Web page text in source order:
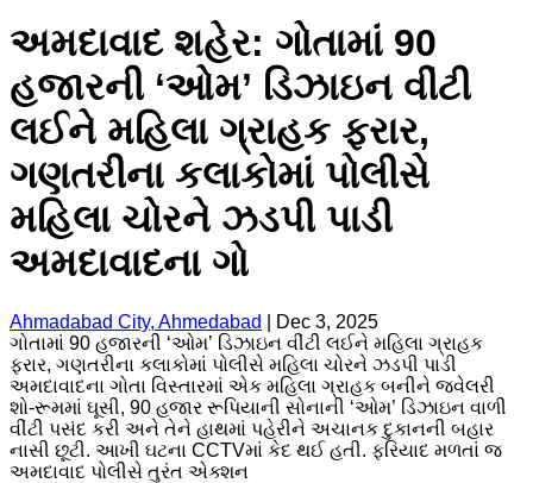
અમદાવાદ શહેર: ગોતામાં 90
હજારની ‘ઓમ’ ડિઝાઇન વીંટી
લઈને મહિલા ગ્રાહક ફરાર,
ગણતરીના કલાકોમાં પોલીસે
મહિલા ચોરને ઝડપી પાડી
અમદાવાદના ગો
Ahmadabad City, Ahmedabad
Dec 3, 2025
ગોતામાં 90 હજારની ‘ઓમ’ ડિઝાઇન વીંટી લઈને મહિલા ગ્રાહક
ફરાર, ગણતરીના કલાકોમાં પોલીસે મહિલા ચોરને ઝડપી પાડી
અમદાવાદના ગોતા વિસ્તારમાં એક મહિલા ગ્રાહક બનીને જ્વેલરી
શો-રૂમમાં ઘૂસી, 90 હજાર રૂપિયાની સોનાની ‘ઓમ’ ડિઝાઇન વાળી
વીંટી પસંદ કરી અને તેને હાથમાં પહેરીને અચાનક દુકાનની બહાર
નાસી છૂટી. આખી ઘટના CCTVમાં કેદ થઈ હતી. ફરિયાદ મળતાં જ
અમદાવાદ પોલીસે તુરંત એક્શન